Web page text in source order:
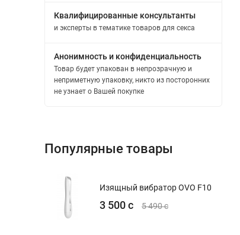
Квалифицированные консультанты
и эксперты в тематике товаров для секса
Анонимность и конфиденциальность
Товар будет упакован в непрозрачную и
неприметную упаковку, никто из посторонних
не узнает о Вашей покупке
Популярные товары
Изящный вибратор OVO F10
3 500 с 5 490 с